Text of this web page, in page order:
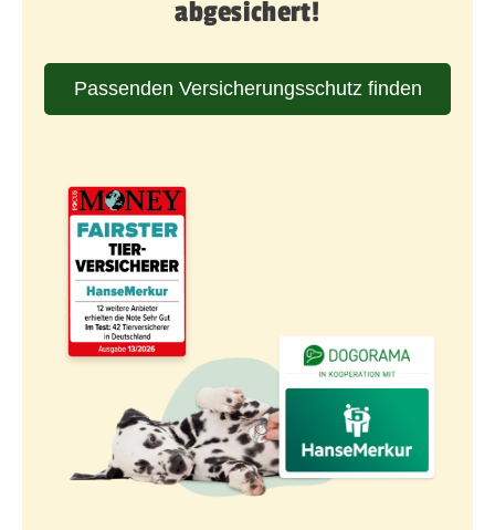
abgesichert!
Passenden Versicherungsschutz finden